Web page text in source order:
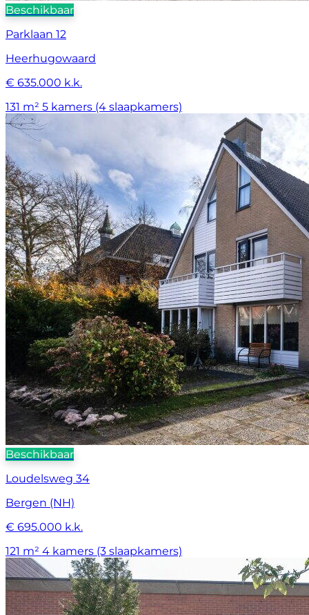
Beschikbaar
Parklaan 12
Heerhugowaard
€ 635.000 k.k.
131 m² 5 kamers (4 slaapkamers)
Beschikbaar
Loudelsweg 34
Bergen (NH)
€ 695.000 k.k.
121 m² 4 kamers (3 slaapkamers)